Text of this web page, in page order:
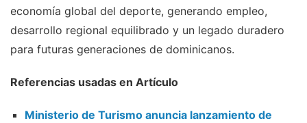
economía global del deporte, generando empleo,
desarrollo regional equilibrado y un legado duradero
para futuras generaciones de dominicanos.
Referencias usadas en Artículo
Ministerio de Turismo anuncia lanzamiento de